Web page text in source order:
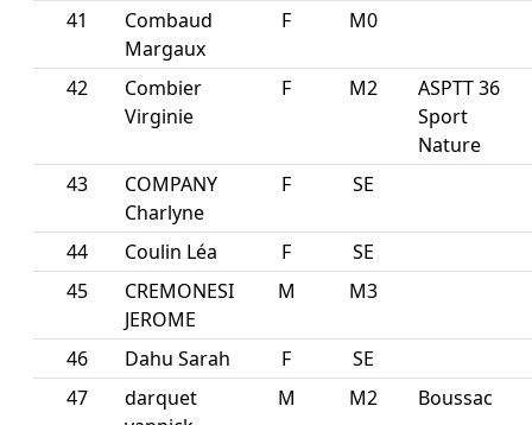
41
Combaud
Margaux
F M0
42
Combier
Virginie
F M2
ASPTT 36
Sport
Nature
43
COMPANY
Charlyne
F SE
44 Coulin Léa F
SE
45
CREMONESI
JEROME
M M3
46 Dahu Sarah F
SE
47
darquet
M M2 Boussac